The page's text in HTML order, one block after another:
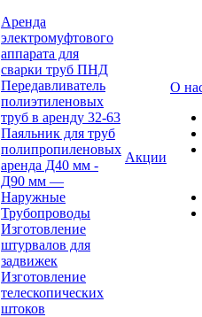
Аренда
электромуфтового
аппарата для
сварки труб ПНД
Передавливатель
полиэтиленовых
труб в аренду 32-63
Паяльник для труб
полипропиленовых
аренда Д40 мм -
Д90 мм —
Наружные
Трубопроводы
Изготовление
штурвалов для
задвижек
Изготовление
телескопических
штоков
Акции
О